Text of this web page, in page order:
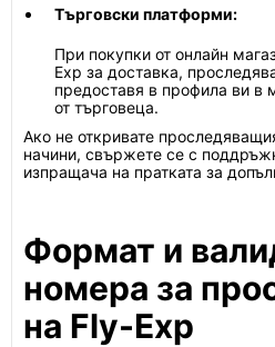
Търговски платформи:
При покупки от онлайн
Exp за доставка,
предоставя в профила ви в
от търговеца.
Ако не откривате
начини, свържете се с
изпращача на пратката за
Формат и
номера за
на Fly-Exp